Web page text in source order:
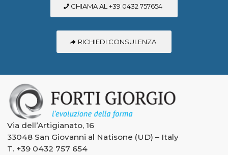
CHIAMA AL +39 0432 757654
RICHIEDI CONSULENZA
Via dell’Artigianato, 16
33048 San Giovanni al Natisone (UD) – Italy
T. +39 0432 757 654